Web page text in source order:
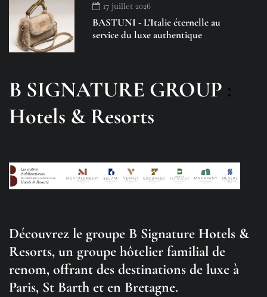
17 juillet 2026
BASTUNI - L'Italie éternelle au
service du luxe authentique
B SIGNATURE GROUP :
Hotels & Resorts
Découvrez le groupe B Signature Hotels &
Resorts, un groupe hôtelier familial de
renom, offrant des destinations de luxe à
Paris, St Barth et en Bretagne.